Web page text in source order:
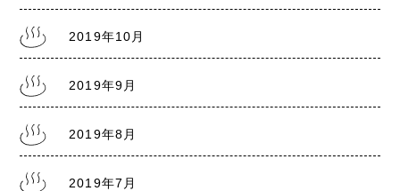
2019年10月
2019年9月
2019年8月
2019年7月